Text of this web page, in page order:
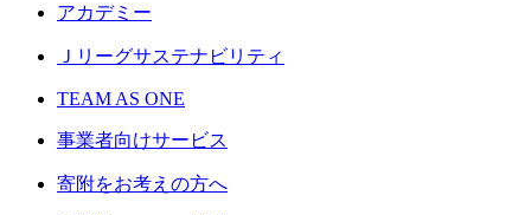
アカデミー
Ｊリーグサステナビリティ
TEAM AS ONE
事業者向けサービス
寄附をお考えの方へ